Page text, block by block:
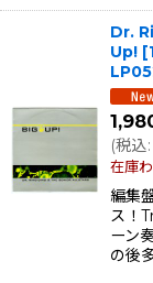
Dr.
Up!
(税込:
在庫
編集
ス！
ーン
の後